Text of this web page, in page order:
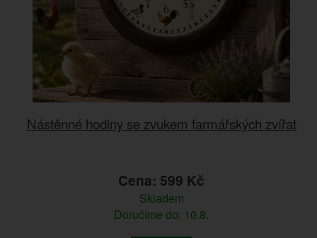
Nástěnné hodiny se zvukem farmářských zvířat
Cena: 599 Kč
Skladem
Doručíme do: 10.8.